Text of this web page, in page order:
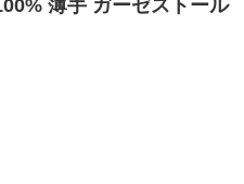
薄手 ガーゼストール